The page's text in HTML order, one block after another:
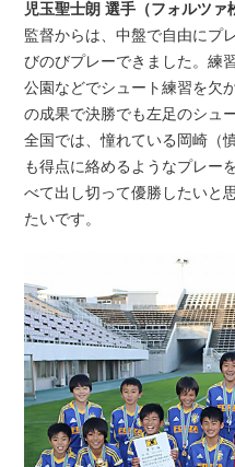
児玉聖士朗 選手（フォルツァ
監督からは、中盤で自由にプ
びのびプレーできました。練
公園などでシュート練習を欠
の成果で決勝でも左足のシュ
全国では、憧れている岡崎（
も得点に絡めるようなプレー
べて出し切って優勝したいと
たいです。